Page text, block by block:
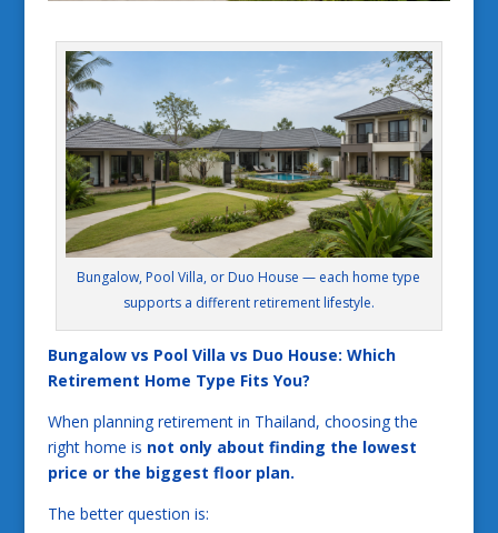
Bungalow, Pool Villa, or Duo House — each home type
supports a different retirement lifestyle.
Bungalow vs Pool Villa vs Duo House: Which
Retirement Home Type Fits You?
When planning retirement in Thailand, choosing the
right home is not only about finding the lowest
price or the biggest floor plan.
The better question is: